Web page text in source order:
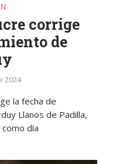
corrige
de
2024
la fecha de
Llanos de Padilla,
día